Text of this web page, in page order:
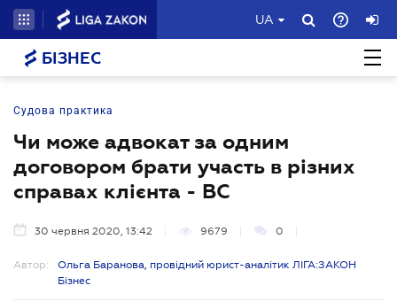
UA
БІЗНЕС
Судова практика
Чи може адвокат за одним
договором брати участь в різних
справах клієнта - ВС
30 червня 2020, 13:42 9679 0
Автор:
Ольга Баранова, провідний юрист-аналітик ЛІГА:ЗАКОН
Бізнес